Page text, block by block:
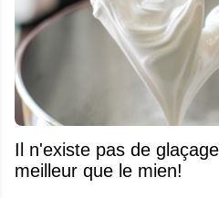
Il n'existe pas de
meilleur que le mien!